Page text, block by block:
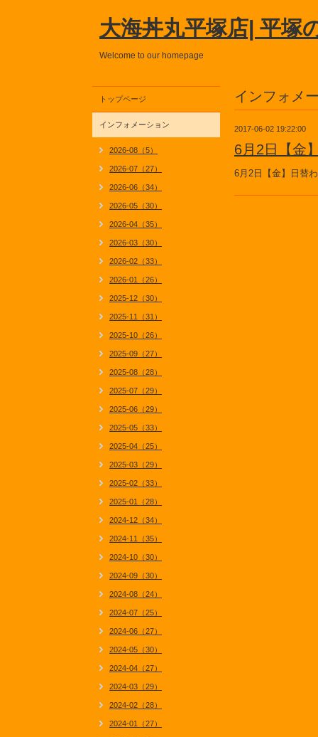
大海丼丸平塚店| 平塚
Welcome to our homepage
インフォメ
2017-06-02 19:22:00
6月2日【金
6月2日【金】日替
トップページ
インフォメーション
2026-08（5）
2026-07（27）
2026-06（34）
2026-05（30）
2026-04（35）
2026-03（30）
2026-02（33）
2026-01（26）
2025-12（30）
2025-11（31）
2025-10（26）
2025-09（27）
2025-08（28）
2025-07（29）
2025-06（29）
2025-05（33）
2025-04（25）
2025-03（29）
2025-02（33）
2025-01（28）
2024-12（34）
2024-11（35）
2024-10（30）
2024-09（30）
2024-08（24）
2024-07（25）
2024-06（27）
2024-05（30）
2024-04（27）
2024-03（29）
2024-02（28）
2024-01（27）